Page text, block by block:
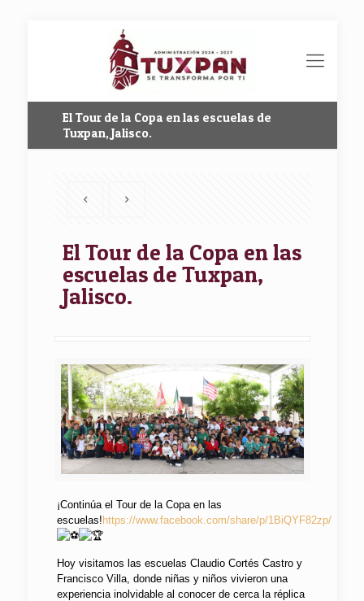
El Tour de la Copa en las escuelas de
Tuxpan, Jalisco.
El Tour de la Copa en las
escuelas de Tuxpan,
Jalisco.
¡Continúa el Tour de la Copa en las
escuelas!https://www.facebook.com/share/p/1BiQYF82zp/
Hoy visitamos las escuelas Claudio Cortés Castro y
Francisco Villa, donde niñas y niños vivieron una
experiencia inolvidable al conocer de cerca la réplica